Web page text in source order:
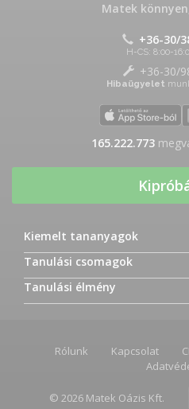
Matek
+36-30/
H-CS: 8:00-
+36-30/
Hibaügyelet
165.222.773
Kiemelt tananyagok
Tanulási csomagok
Tanulási élmény
Rólunk Kapcsolat
© 2026 Matek Oázis Kft.